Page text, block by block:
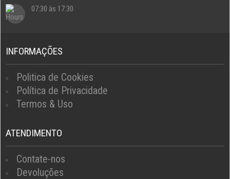
07:30 às 17:30
INFORMAÇÕES
Politica de Cookies
Política de Privacidade
Termos & Uso
ATENDIMENTO
Contate-nos
Devoluções